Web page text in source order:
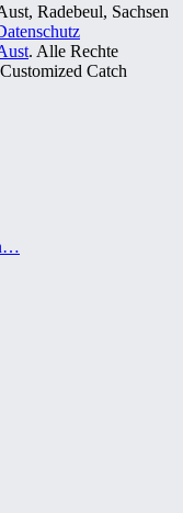
Radebeul, Sachsen
. Alle Rechte
Catch